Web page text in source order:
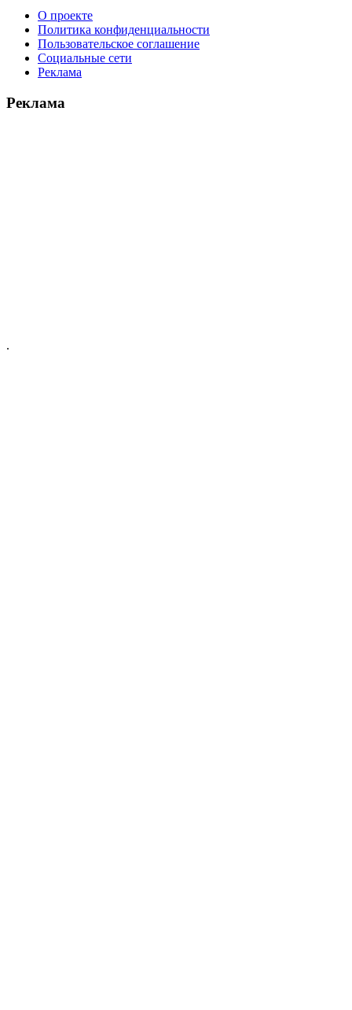
О проекте
Политика конфиденциальности
Пользовательское соглашение
Социальные сети
Реклама
Реклама
.